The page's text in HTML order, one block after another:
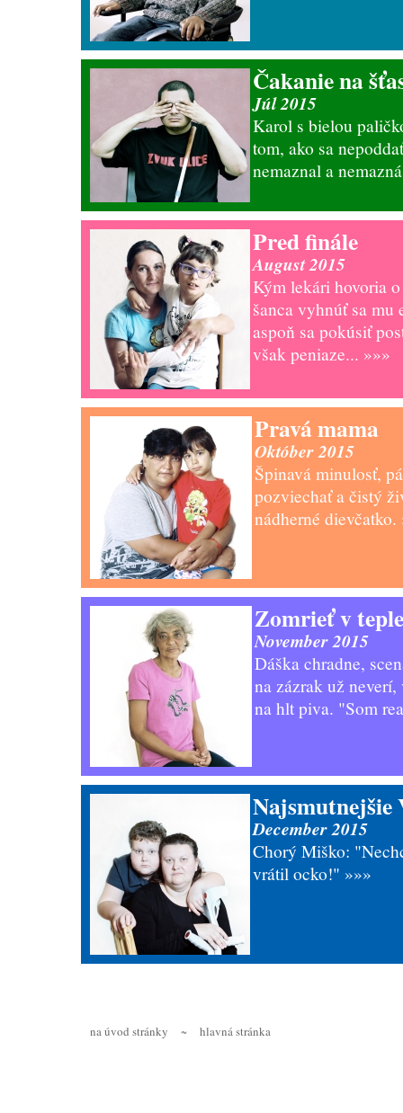
Čakanie na
Júl 2015
Karol s bielou
tom, ako sa
nemaznal a
Pred finále
August 2015
Kým lekári hovoria
šanca vyhnúť sa
aspoň sa pokúsiť
však peniaze... »»»
Pravá mama
Október 2015
Špinavá minulosť,
pozviechať a čistý
nádherné dievčatko.
Zomrieť v teple
November 2015
Dáška chradne,
na zázrak už
na hlt piva. "Som
Najsmutnejšie
December 2015
Chorý Miško:
vrátil ocko!" »»»
na úvod stránky ~ hlavná stránka